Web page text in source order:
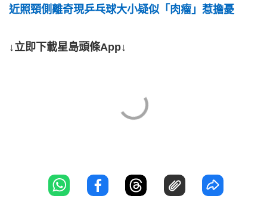
近照頸側離奇現乒乓球大小疑似「肉瘤」惹擔憂
↓立即下載星島頭條App↓